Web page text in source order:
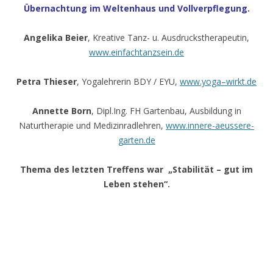
Übernachtung im Weltenhaus und Vollverpflegung.
Angelika Beier, Kreative Tanz- u. Ausdruckstherapeutin,
www.einfachtanzsein.de
Petra Thieser, Yogalehrerin BDY / EYU, www.yoga–wirkt.de
Annette Born, Dipl.Ing. FH Gartenbau, Ausbildung in
Naturtherapie und Medizinradlehren, www.innere-aeussere-
garten.de
Thema des letzten Treffens war „Stabilität – gut im
Leben stehen“.